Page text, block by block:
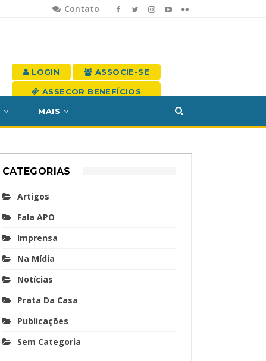
Contato
LOGIN ASSOCIE-SE
ASSECOR BENEFÍCIOS
MAIS
CATEGORIAS
Artigos
Fala APO
Imprensa
Na Mídia
Notícias
Prata Da Casa
Publicações
Sem Categoria